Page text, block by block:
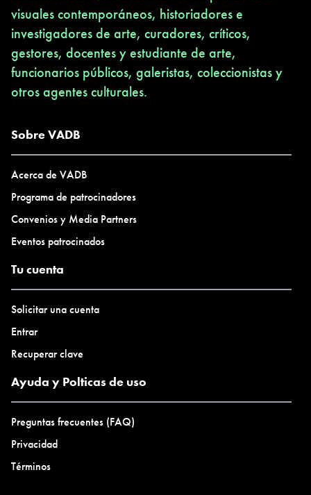
visuales contemporáneos, historiadores e
investigadores de arte, curadores, críticos,
gestores, docentes y estudiante de arte,
funcionarios públicos, galeristas, coleccionistas y
otros agentes culturales.
Sobre VADB
Acerca de VADB
Programa de patrocinadores
Convenios y Media Partners
Eventos patrocinados
Tu cuenta
Solicitar una cuenta
Entrar
Recuperar clave
Ayuda y Polticas de uso
Preguntas frecuentes (FAQ)
Privacidad
Términos